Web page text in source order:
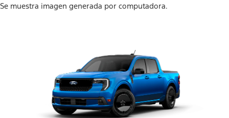
Se muestra imagen generada por computadora.